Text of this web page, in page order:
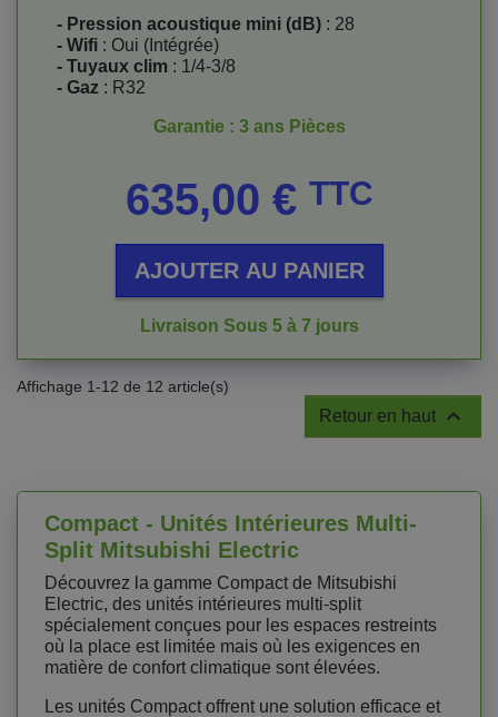
- Pression acoustique mini (dB) : 28
- Wifi : Oui (Intégrée)
- Tuyaux clim : 1/4-3/8
- Gaz : R32
Garantie : 3 ans Pièces
635,00 € TTC
AJOUTER AU PANIER
Livraison Sous 5 à 7 jours
Affichage 1-12 de 12 article(s)
Retour en haut 
Compact - Unités Intérieures Multi-
Split Mitsubishi Electric
Découvrez la gamme Compact de Mitsubishi
Electric, des unités intérieures multi-split
spécialement conçues pour les espaces restreints
où la place est limitée mais où les exigences en
matière de confort climatique sont élevées.
Les unités Compact offrent une solution efficace et